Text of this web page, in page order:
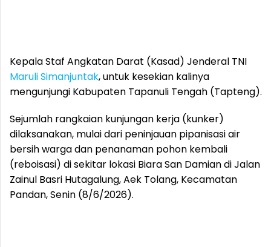
Kepala Staf Angkatan Darat (Kasad) Jenderal TNI
Maruli Simanjuntak, untuk kesekian kalinya
mengunjungi Kabupaten Tapanuli Tengah (Tapteng).
Sejumlah rangkaian kunjungan kerja (kunker)
dilaksanakan, mulai dari peninjauan pipanisasi air
bersih warga dan penanaman pohon kembali
(reboisasi) di sekitar lokasi Biara San Damian di Jalan
Zainul Basri Hutagalung, Aek Tolang, Kecamatan
Pandan, Senin (8/6/2026).